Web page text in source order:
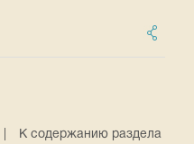
К содержанию раздела